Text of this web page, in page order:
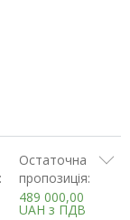
Остаточна
пропозиція:
489 000,00
UAH з ПДВ